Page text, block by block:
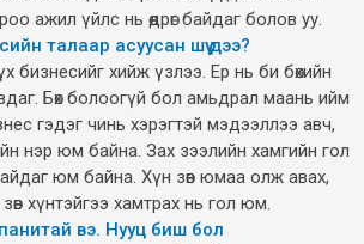
ажил үйлс нь өөдрөг байдаг болов уу.
талаар асуусан шүү дээ?
бизнесийг хийж үзлээ. Ер нь би бөхийн
Бөх болоогүй бол амьдрал маань ийм
гэдэг чинь хэрэгтэй мэдээллээ авч,
нэр юм байна. Зах зээлийн хамгийн гол
юм байна. Хүн зөв юмаа олж авах,
зөв хүнтэйгээ хамтрах нь гол юм.
вэ. Нууц биш бол